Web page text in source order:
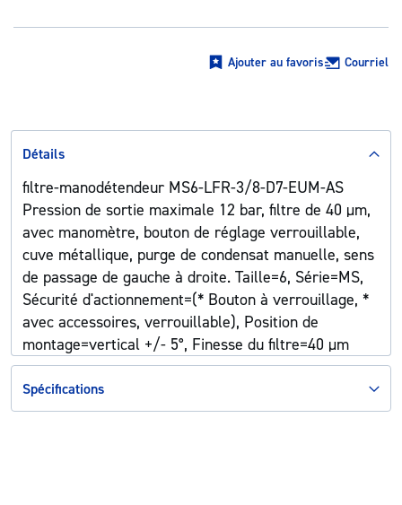
Ajouter au favoris Courriel
Détails
filtre-manodétendeur MS6-LFR-3/8-D7-EUM-AS
Pression de sortie maximale 12 bar, filtre de 40 µm,
avec manomètre, bouton de réglage verrouillable,
cuve métallique, purge de condensat manuelle, sens
de passage de gauche à droite. Taille=6, Série=MS,
Sécurité d'actionnement=(* Bouton à verrouillage, *
avec accessoires, verrouillable), Position de
montage=vertical +/- 5°, Finesse du filtre=40 µm
Spécifications